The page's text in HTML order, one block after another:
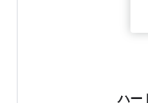
ハー